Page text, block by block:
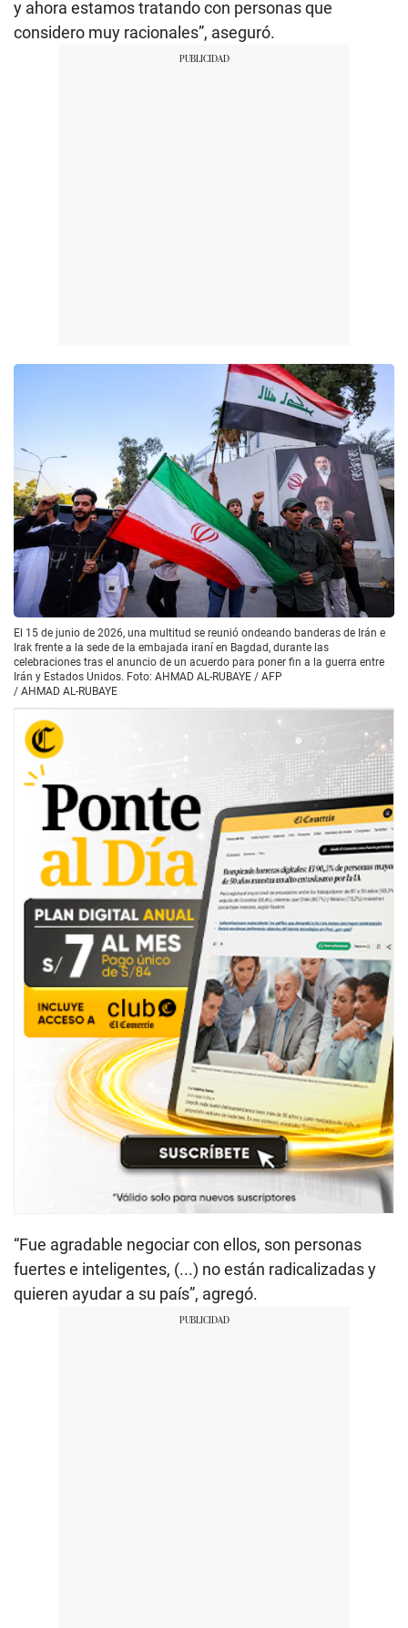
y ahora estamos tratando con personas que
considero muy racionales”, aseguró.
El 15 de junio de 2026, una multitud se reunió ondeando banderas de Irán e
Irak frente a la sede de la embajada iraní en Bagdad, durante las
celebraciones tras el anuncio de un acuerdo para poner fin a la guerra entre
Irán y Estados Unidos. Foto: AHMAD AL-RUBAYE / AFP
/ AHMAD AL-RUBAYE
“Fue agradable negociar con ellos, son personas
fuertes e inteligentes, (...) no están radicalizadas y
quieren ayudar a su país”, agregó.